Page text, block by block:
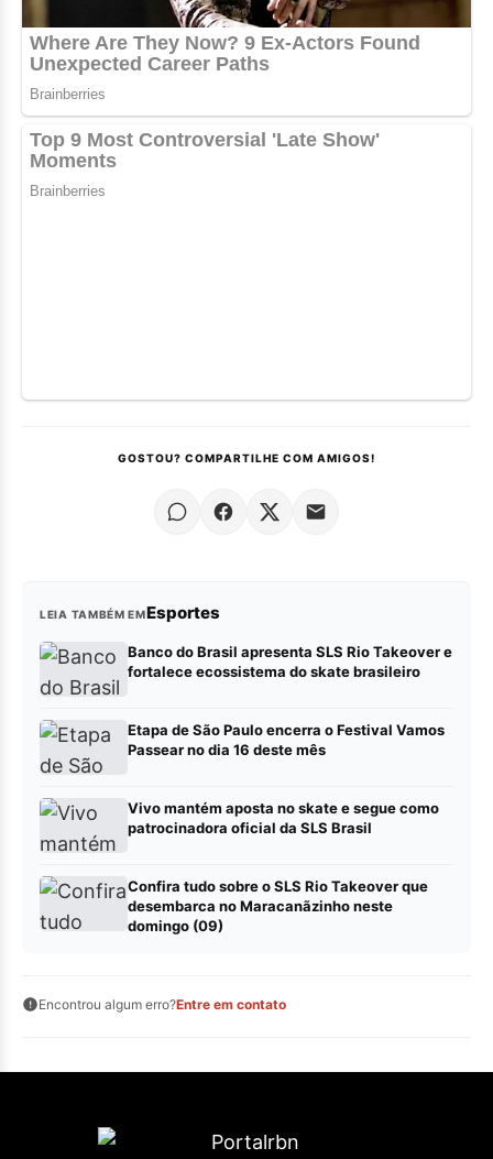
GOSTOU? COMPARTILHE COM AMIGOS!
LEIA TAMBÉM EMEsportes
Banco do Brasil apresenta SLS Rio Takeover e
fortalece ecossistema do skate brasileiro
Etapa de São Paulo encerra o Festival Vamos
Passear no dia 16 deste mês
Vivo mantém aposta no skate e segue como
patrocinadora oficial da SLS Brasil
Confira tudo sobre o SLS Rio Takeover que
desembarca no Maracanãzinho neste
domingo (09)
Encontrou algum erro?Entre em contato